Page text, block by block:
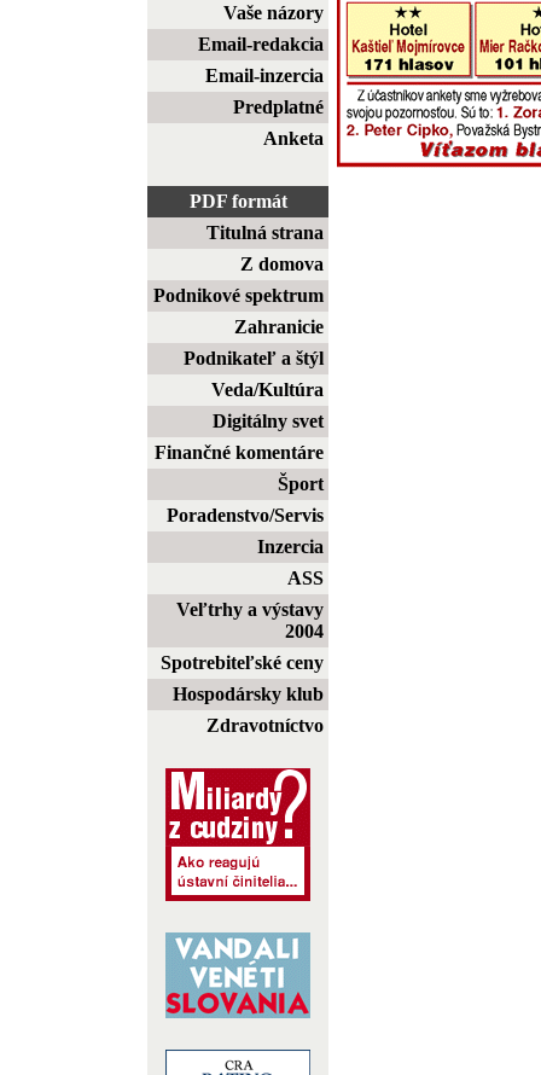
Vaše názory
Email-redakcia
Email-inzercia
Predplatné
Anketa
PDF formát
Titulná strana
Z domova
Podnikové spektrum
Zahranicie
Podnikateľ a štýl
Veda/Kultúra
Digitálny svet
Finančné komentáre
Šport
Poradenstvo/Servis
Inzercia
ASS
Veľtrhy a výstavy
2004
Spotrebiteľské ceny
Hospodársky klub
Zdravotníctvo